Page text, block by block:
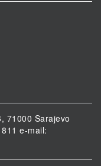
71000 Sarajevo
e-mail: